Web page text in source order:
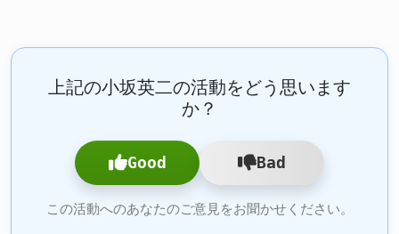
上記の小坂英二の活動をどう思います
か？
Good Bad
この活動へのあなたのご意見をお聞かせください。